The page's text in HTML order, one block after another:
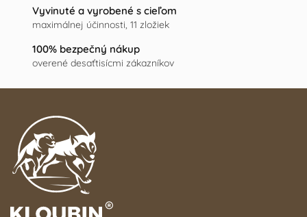
Vyvinuté a vyrobené s cieľom
maximálnej účinnosti, 11 zložiek
100% bezpečný nákup
overené desaťtisícmi zákazníkov